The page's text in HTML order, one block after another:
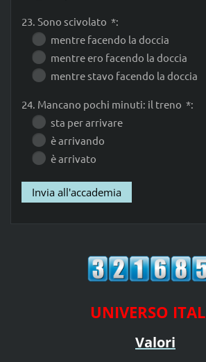
23. Sono scivolato *:
mentre facendo la doccia
mentre ero facendo la doccia
mentre stavo facendo la doccia
24. Mancano pochi minuti: il treno *:
sta per arrivare
è arrivando
è arrivato
UNIVERSO
Valori